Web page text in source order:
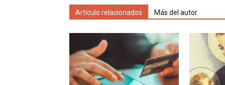
Artículo relacionados Más del autor